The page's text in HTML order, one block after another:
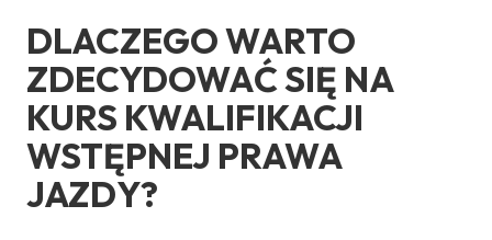
DLACZEGO WARTO
ZDECYDOWAĆ SIĘ NA
KURS KWALIFIKACJI
WSTĘPNEJ PRAWA
JAZDY?